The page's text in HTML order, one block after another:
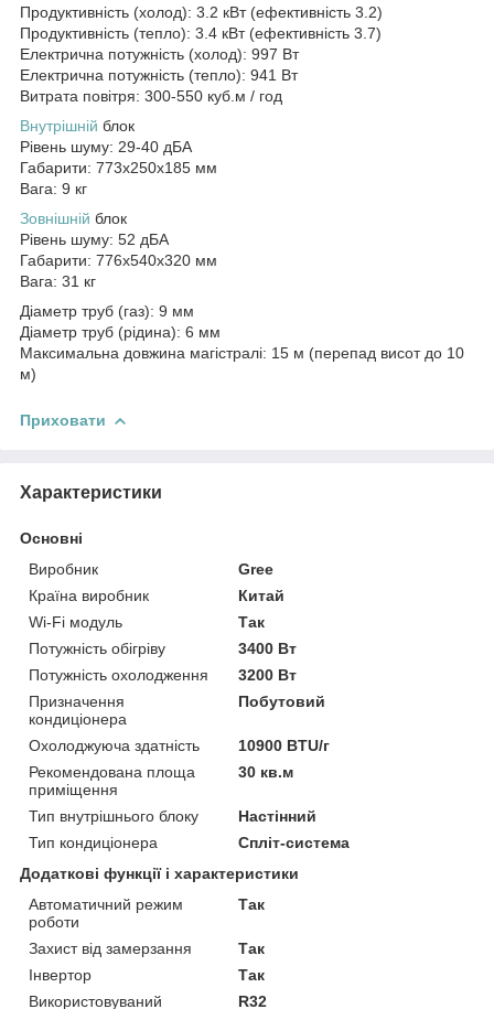
Продуктивність (холод): 3.2 кВт (ефективність 3.2)
Продуктивність (тепло): 3.4 кВт (ефективність 3.7)
Електрична потужність (холод): 997 Вт
Електрична потужність (тепло): 941 Вт
Витрата повітря: 300-550 куб.м / год
Внутрішній блок
Рівень шуму: 29-40 дБА
Габарити: 773x250x185 мм
Вага: 9 кг
Зовнішній блок
Рівень шуму: 52 дБА
Габарити: 776x540x320 мм
Вага: 31 кг
Діаметр труб (газ): 9 мм
Діаметр труб (рідина): 6 мм
Максимальна довжина магістралі: 15 м (перепад висот до 10
м)
Приховати
Характеристики
Основні
Виробник
Gree
Країна виробник
Китай
Wi-Fi модуль
Так
Потужність обігріву
3400 Вт
Потужність охолодження
3200 Вт
Призначення
кондиціонера
Побутовий
Охолоджуюча здатність
10900 BTU/г
Рекомендована площа
приміщення
30 кв.м
Тип внутрішнього блоку
Настінний
Тип кондиціонера
Спліт-система
Додаткові функції і характеристики
Автоматичний режим
роботи
Так
Захист від замерзання
Так
Інвертор
Так
Використовуваний
R32